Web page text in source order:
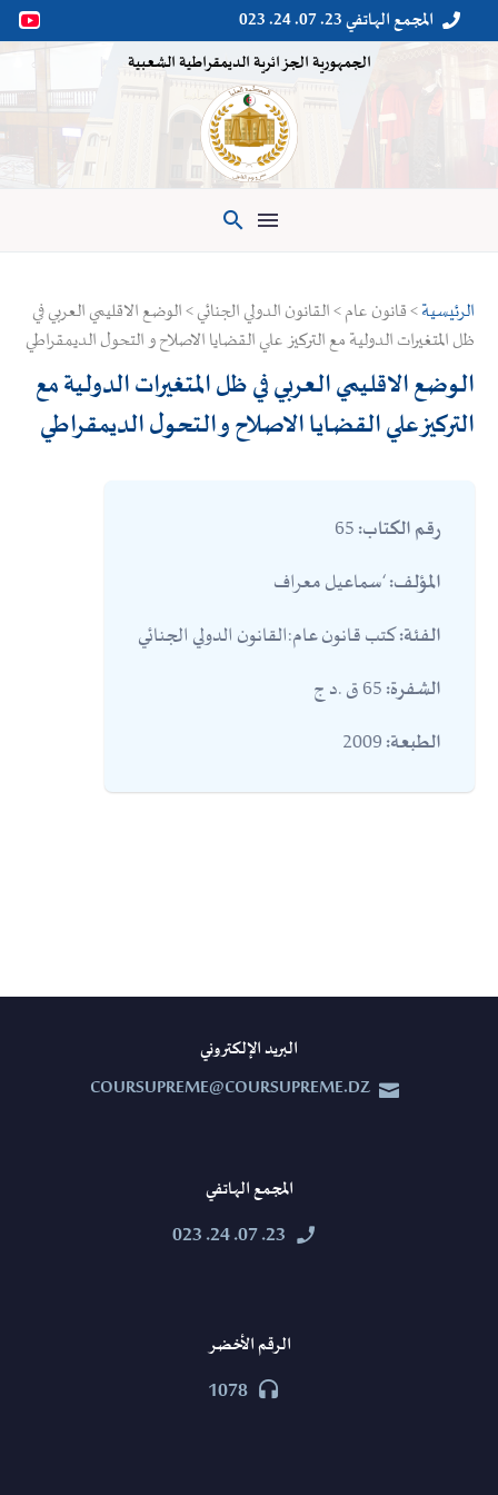

 المجمع الهاتفي 23. 07. 24. 023
الجمهورية الجزائرية الديمقراطية الشعبية

الرئيسية> قانون عام > القانون الدولي الجنائي > الوضع الاقليمي العربي في
ظل المتغيرات الدولية مع التركيز علي القضايا الاصلاح و التحول الديمقراطي
الوضع الاقليمي العربي في ظل المتغيرات الدولية مع
التركيز علي القضايا الاصلاح و التحول الديمقراطي
رقم الكتاب:
المؤلف:‘سماعيل معراف
الفئة:كتب قانون عام:القانون الدولي الجنائي
الشفرة:
الطبعة:
البريد الإلكتروني


COURSUPREME@COURSUPREME.DZ
المجمع الهاتفي


23. 07. 24. 023
الرقم الأخضر


1078